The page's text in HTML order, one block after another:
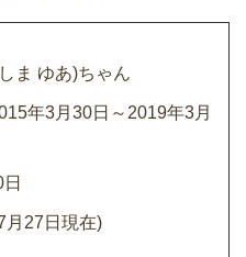
ま ゆあ)ちゃん
年3月30日～2019年3月
月27日現在)